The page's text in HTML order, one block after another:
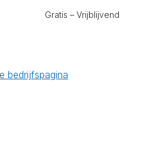
Gratis – Vrijblijvend
bedrijfspagina